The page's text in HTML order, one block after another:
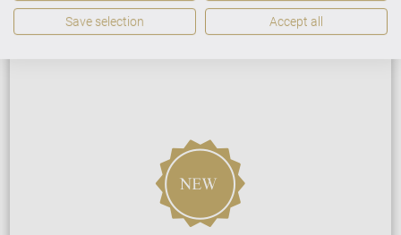
PREISLISTE HERUNTERLADEN
Save selection Accept all